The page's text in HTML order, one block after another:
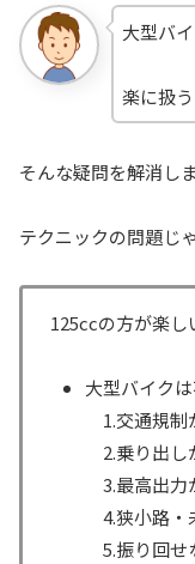
大型バ
楽に扱
そんな疑問を解消しま
テクニックの問題じ
125ccの方が楽し
大型バイク
1.交通規制
2.乗り出し
3.最高出力
4.狭小路・
5.振り回せ